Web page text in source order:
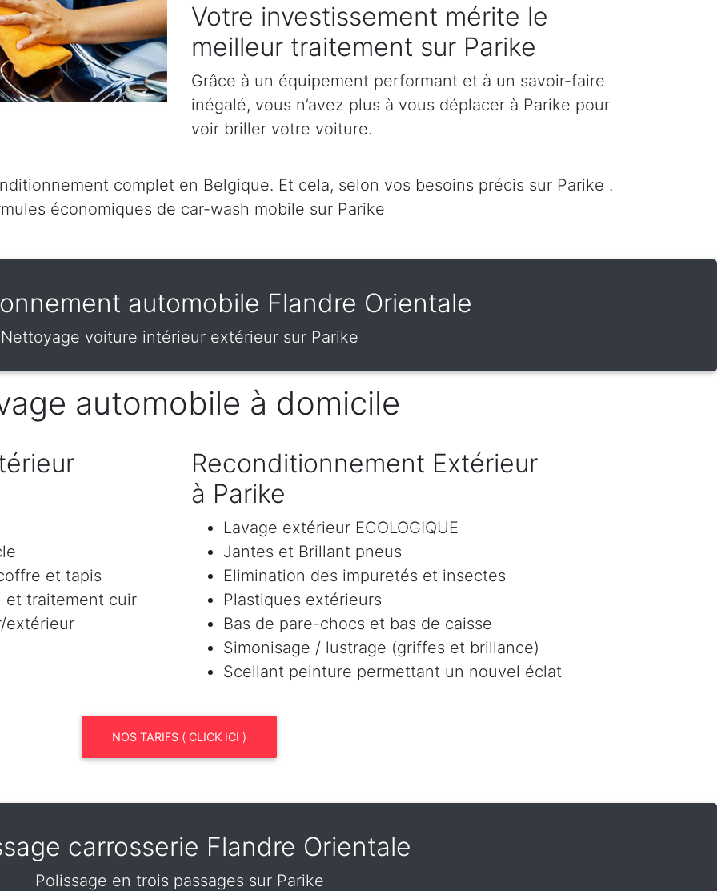
Votre investissement mérite le
meilleur traitement sur Parike
Grâce à un équipement performant et à un savoir-faire
inégalé, vous n’avez plus à vous déplacer à Parike pour
voir briller votre voiture.
complet en Belgique. Et cela, selon vos besoins précis sur Parike .
économiques de car-wash mobile sur Parike
automobile Flandre Orientale
Nettoyage voiture intérieur extérieur sur Parike
automobile à domicile
et tapis
et traitement cuir
extérieur
Reconditionnement Extérieur
à Parike
Lavage extérieur ECOLOGIQUE
Jantes et Brillant pneus
Elimination des impuretés et insectes
Plastiques extérieurs
Bas de pare-chocs et bas de caisse
Simonisage / lustrage (griffes et brillance)
Scellant peinture permettant un nouvel éclat
NOS TARIFS ( CLICK ICI )
carrosserie Flandre Orientale
Polissage en trois passages sur Parike